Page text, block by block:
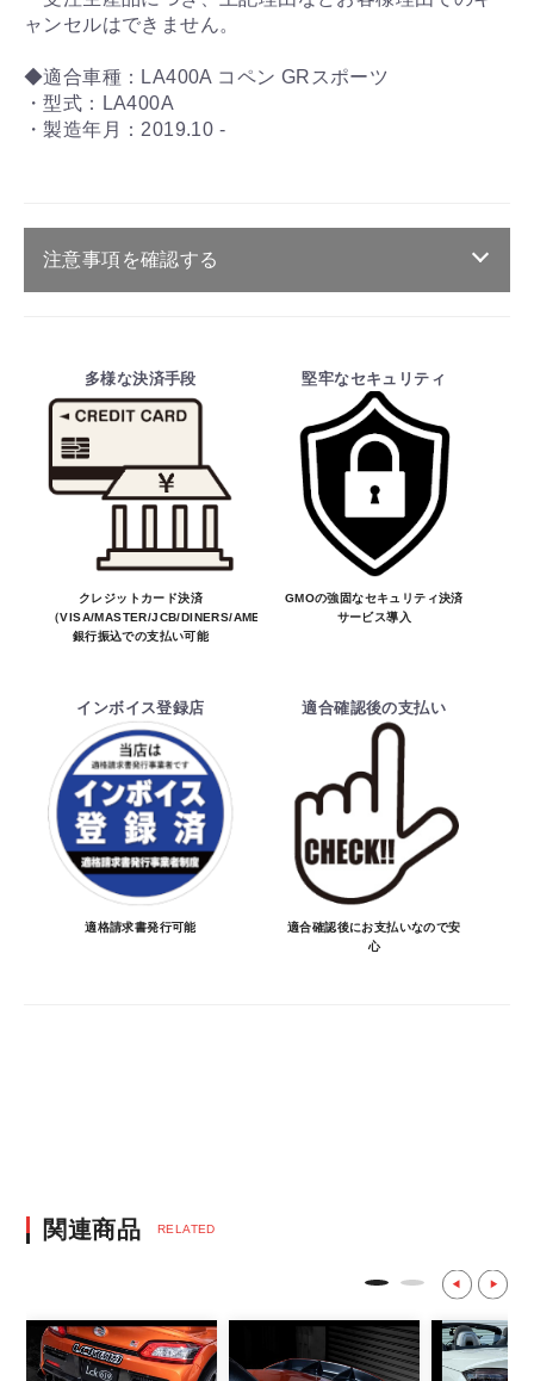
ャンセルはできません。
◆適合車種：LA400A コペン GRスポーツ
・型式：LA400A
・製造年月：2019.10 -
注意事項を確認する
・ご注文受付後、メーカーに適合確認を行
い、商品の価格・送料及び納期の正式なご連
絡をしてからの決済となっております。
そのため、ご注文後に適合確認を行い、適
合しない場合はキャンセル可能です。
※商品はメーカー品のため予告無く価格が
変わる場合があります。
※商品は予告無く生産及び販売不可となる
場合があります。
でお受けしておりません。
納期を知りたい場合は、一旦ご注文のお手
続きをお願い致します。
決済について
・ご注文後にメーカー確認を行い、商品が愛
車に合うことを確認してから決済となりま
決済後の正式注文後のキャンセルや変更につい
て
・決済後の正式注文後のキャンセルや変更は
不可となりますので、商品やカラー等、お間
違い無いようお願い致します。
多様な決済手段
クレジットカード決済
（VISA/MASTER/JCB/DINERS/AMEX）、
銀行振込での支払い可能
堅牢なセキュリティ
GMOの強固なセキュリティ決済
サービス導入
インボイス登録店
適格請求書発行可能
適合確認後の支払い
適合確認後にお支払いなので安
心
関連商品 RELATED